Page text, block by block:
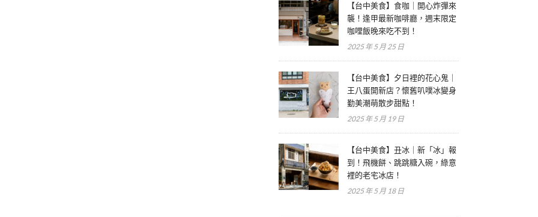
【台中美食】食咖｜開心炸彈來
襲！逢甲最新咖啡廳，週末限定
咖哩飯晚來吃不到！
2025 年 5 月 25 日
【台中美食】夕日裡的花心鬼｜
王八蛋開新店？懷舊叭噗冰變身
勤美潮萌散步甜點！
2025 年 5 月 19 日
【台中美食】丑冰｜新「冰」報
到！飛機餅、跳跳糖入碗，綠意
裡的老宅冰店！
2025 年 5 月 18 日